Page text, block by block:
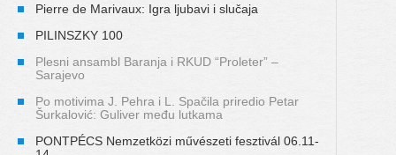
Pierre de Marivaux: Igra ljubavi i slučaja
PILINSZKY 100
Plesni ansambl Baranja i RKUD “Proleter” –
Sarajevo
Po motivima J. Pehra i L. Spačila priredio Petar
Šurkalović: Guliver među lutkama
PONTPÉCS Nemzetközi művészeti fesztivál 06.11-